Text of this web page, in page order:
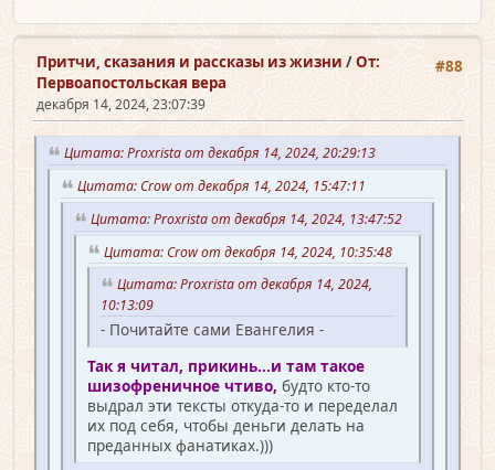
#88
Притчи, сказания и рассказы из жизни /От:
Первоапостольская вера
декабря 14, 2024, 23:07:39
Цитата: Proxrista от декабря 14, 2024, 20:29:13
Цитата: Crow от декабря 14, 2024, 15:47:11
Цитата: Proxrista от декабря 14, 2024, 13:47:52
Цитата: Crow от декабря 14, 2024, 10:35:48
Цитата: Proxrista от декабря 14, 2024,
10:13:09
- Почитайте сами Евангелия -
Так я читал, прикинь...и там такое
шизофреничное чтиво, будто кто-то
выдрал эти тексты откуда-то и переделал
их под себя, чтобы деньги делать на
преданных фанатиках.)))